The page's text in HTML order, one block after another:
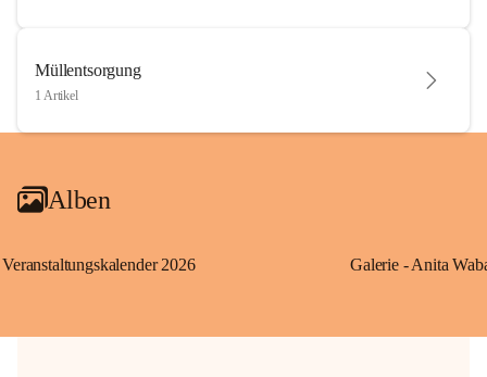
Müllentsorgung
1 Artikel
Alben
Veranstaltungskalender 2026 Galerie - Anita